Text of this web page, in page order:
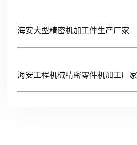
海安大型精密机加工件生产厂家
海安工程机械精密零件机加工厂家